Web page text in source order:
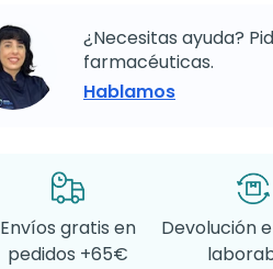
¿Necesitas ayuda?
farmacéuticas.
Hablamos
Envíos gratis en
pedidos +65€
Devolución